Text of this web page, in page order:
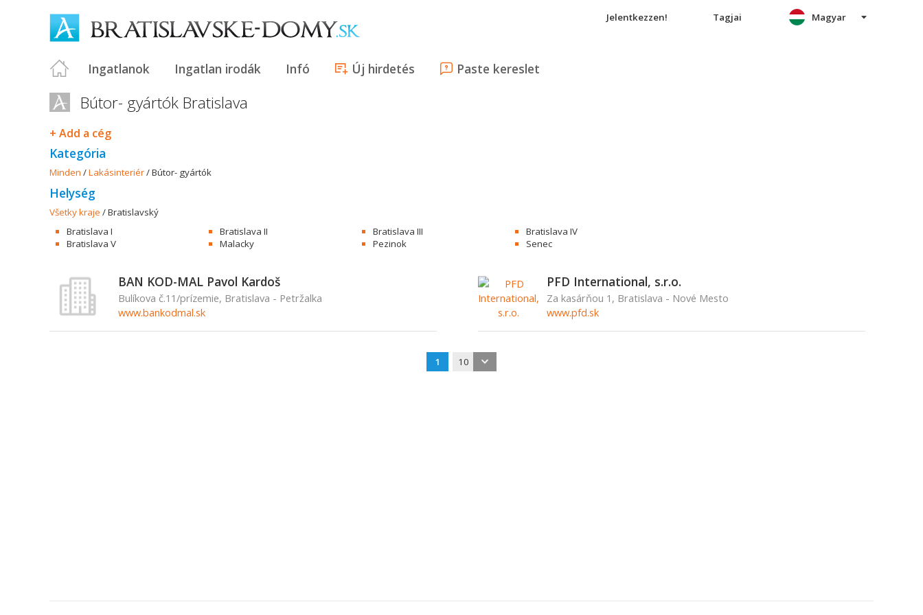
Jelentkezzen! Tagjai
Ingatlanok Ingatlan irodák Infó Új hirdetés Paste kereslet
Magyar
Bútor- gyártók Bratislava
+ Add a cég
Kategória
Minden /Lakásinteriér/Bútor- gyártók
Helység
Všetky kraje /Bratislavský
Bratislava I
Bratislava II Bratislava III
Bratislava IV
Bratislava V
Malacky Pezinok Senec
BAN KOD-MAL Pavol Kardoš
Bulíkova č.11/prízemie, Bratislava - Petržalka
www.bankodmal.sk
PFD International, s.r.o.
Za kasárňou 1, Bratislava - Nové Mesto
www.pfd.sk
1 10